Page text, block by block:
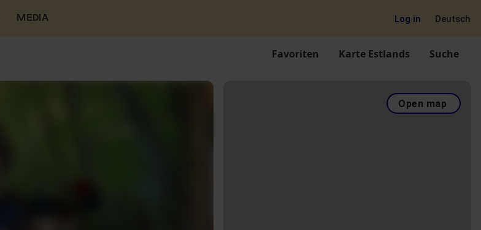
MEDIA Log in Deutsch
Favoriten Karte Estlands Suche
Open map